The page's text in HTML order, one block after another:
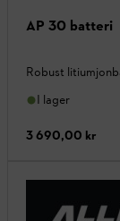
AP 30 batteri
Robust
I lager
3 690,00 kr